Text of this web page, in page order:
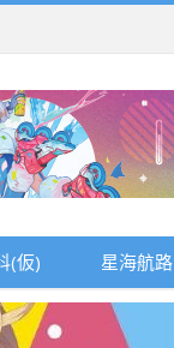
(仮) 星海航路